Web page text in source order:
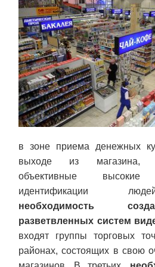
в зоне приема денежных
выходе из магазина,
объективные
идентификации
необходимость
разветвленных систем
входят группы торговых
районах, состоящих в свою